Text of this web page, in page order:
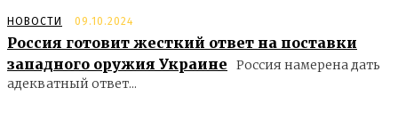
НОВОСТИ 09.10.2024
Россия готовит жесткий ответ на поставки
западного оружия Украине
Россия намерена дать
адекватный ответ...